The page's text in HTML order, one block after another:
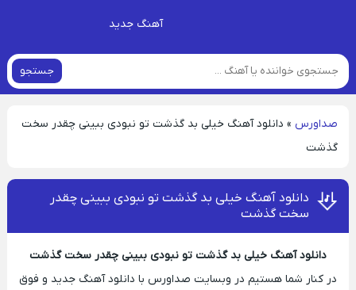
آهنگ جدید
جستجو
صداورس » دانلود آهنگ خیلی بد گذشت تو نبودی ببینی چقدر سخت
گذشت
دانلود آهنگ خیلی بد گذشت تو نبودی ببینی چقدر
سخت گذشت
دانلود آهنگ خیلی بد گذشت تو نبودی ببینی چقدر سخت گذشت
در کنار شما هستیم در وبسایت صداورس با دانلود آهنگ جدید و فوق